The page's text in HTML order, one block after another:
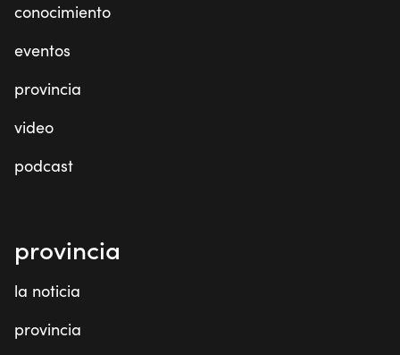
conocimiento
eventos
provincia
video
podcast
provincia
la noticia
provincia